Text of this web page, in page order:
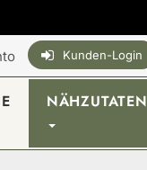
Kunden-Login
NÄHZUTATEN